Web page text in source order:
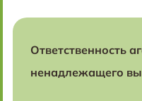
Ответственность
ненадлежащего